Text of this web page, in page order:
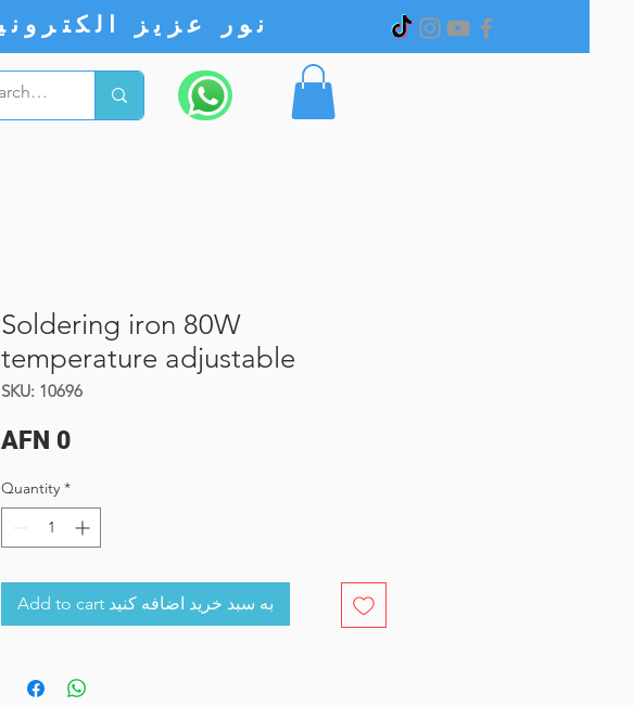
Soldering iron 80W
temperature adjustable
SKU: 10696
AFN 0Price
Quantity *
Add to cart به سبد خرید اضافه کنید